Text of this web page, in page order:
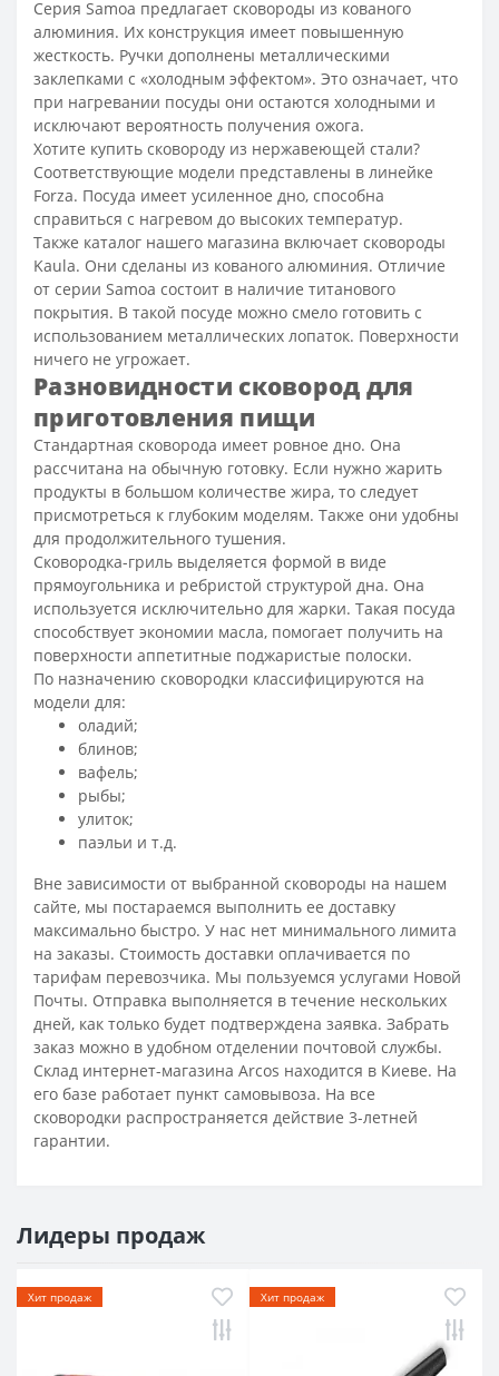
Серия Samoa предлагает сковороды из кованого
алюминия. Их конструкция имеет повышенную
жесткость. Ручки дополнены металлическими
заклепками с «холодным эффектом». Это означает, что
при нагревании посуды они остаются холодными и
исключают вероятность получения ожога.
Хотите купить сковороду из нержавеющей стали?
Соответствующие модели представлены в линейке
Forza. Посуда имеет усиленное дно, способна
справиться с нагревом до высоких температур.
Также каталог нашего магазина включает сковороды
Kaula. Они сделаны из кованого алюминия. Отличие
от серии Samoa состоит в наличие титанового
покрытия. В такой посуде можно смело готовить с
использованием металлических лопаток. Поверхности
ничего не угрожает.
Разновидности сковород для
приготовления пищи
Стандартная сковорода имеет ровное дно. Она
рассчитана на обычную готовку. Если нужно жарить
продукты в большом количестве жира, то следует
присмотреться к глубоким моделям. Также они удобны
для продолжительного тушения.
Сковородка-гриль выделяется формой в виде
прямоугольника и ребристой структурой дна. Она
используется исключительно для жарки. Такая посуда
способствует экономии масла, помогает получить на
поверхности аппетитные поджаристые полоски.
По назначению сковородки классифицируются на
модели для:
оладий;
блинов;
вафель;
рыбы;
улиток;
паэльи и т.д.
Вне зависимости от выбранной сковороды на нашем
сайте, мы постараемся выполнить ее доставку
максимально быстро. У нас нет минимального лимита
на заказы. Стоимость доставки оплачивается по
тарифам перевозчика. Мы пользуемся услугами Новой
Почты. Отправка выполняется в течение нескольких
дней, как только будет подтверждена заявка. Забрать
заказ можно в удобном отделении почтовой службы.
Склад интернет-магазина Arcos находится в Киеве. На
его базе работает пункт самовывоза. На все
сковородки распространяется действие 3-летней
гарантии.
Лидеры продаж
Хит продаж Хит продаж